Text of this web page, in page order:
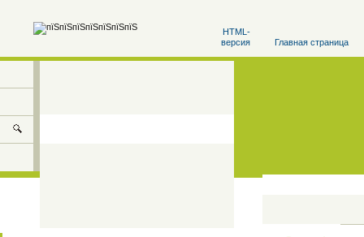
HTML-
версия
Главная страница